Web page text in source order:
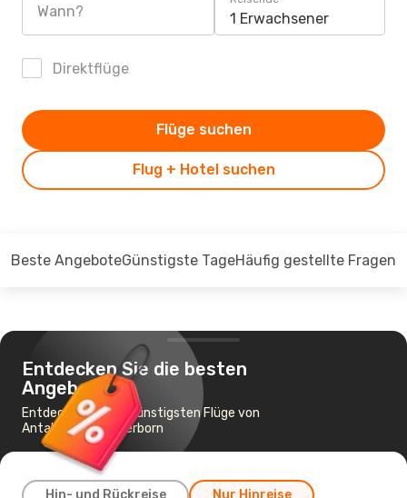
Wann? 1 Erwachsener
Direktflüge
Flug + Hotel suchen
Flüge suchen
Beste AngeboteGünstigste TageHäufig gestellte Fragen
Entdecken Sie die besten
Angebote
Entdecken Sie die günstigsten Flüge von
Antalya nach Paderborn
Hin- und Rückreise Nur Hinreise